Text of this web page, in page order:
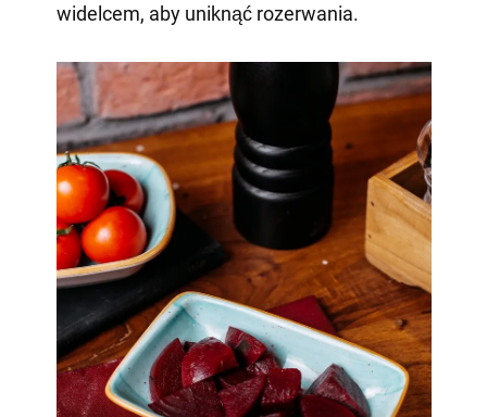
widelcem, aby uniknąć rozerwania.